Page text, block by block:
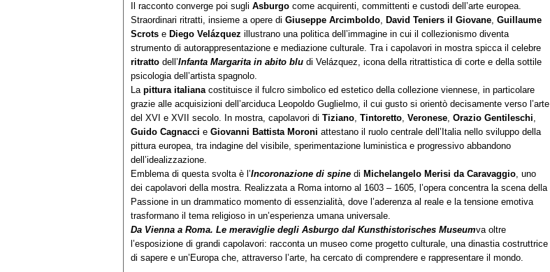
Il racconto converge poi sugli Asburgo come acquirenti, committenti e custodi dell’arte europea.
Straordinari ritratti, insieme a opere di Giuseppe Arcimboldo, David Teniers il Giovane, Guillaume
Scrots e Diego Velázquez illustrano una politica dell’immagine in cui il collezionismo diventa
strumento di autorappresentazione e mediazione culturale. Tra i capolavori in mostra spicca il celebre
ritratto dell’Infanta Margarita in abito blu di Velázquez, icona della ritrattistica di corte e della sottile
psicologia dell’artista spagnolo.
La pittura italianacostituisce il fulcro simbolico ed estetico della collezione viennese, in particolare
grazie alle acquisizioni dell’arciduca Leopoldo Guglielmo, il cui gusto si orientò decisamente verso l’arte
del XVI e XVII secolo. In mostra, capolavori di Tiziano, Tintoretto, Veronese, Orazio Gentileschi,
Guido Cagnacci e Giovanni Battista Moroni attestano il ruolo centrale dell’Italia nello sviluppo della
pittura europea, tra indagine del visibile, sperimentazione luministica e progressivo abbandono
dell’idealizzazione.
Emblema di questa svolta è l’Incoronazione di spine di Michelangelo Merisi da Caravaggio, uno
dei capolavori della mostra. Realizzata a Roma intorno al 1603 – 1605, l’opera concentra la scena della
Passione in un drammatico momento di essenzialità, dove l’aderenza al reale e la tensione emotiva
trasformano il tema religioso in un’esperienza umana universale.
Da Vienna a Roma. Le meraviglie degli Asburgo dal Kunsthistorisches Museumva oltre
l’esposizione di grandi capolavori: racconta un museo come progetto culturale, una dinastia costruttrice
di sapere e un’Europa che, attraverso l’arte, ha cercato di comprendere e rappresentare il mondo.